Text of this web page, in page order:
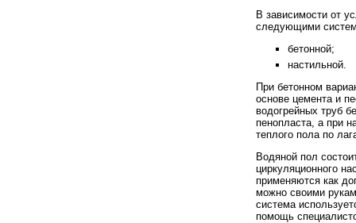
В зависимости от
следующими
бетонной;
настильной.
При бетонном
основе цемента и
водогрейных труб
пенопласта, а при
теплого пола по
Водяной пол
циркуляционного
применяются как
можно своими
система
помощь